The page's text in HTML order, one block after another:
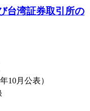
台湾証券取引所の
10月公表）